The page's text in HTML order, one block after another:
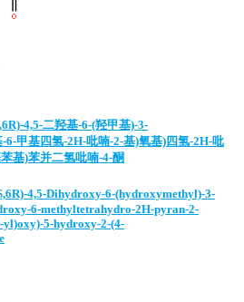
4,5-二羟基-6-(羟甲基)-3-
-6-甲基四氢-2H-吡喃-2-基)氧基)四氢-2H-吡
基)苯并二氢吡喃-4-酮
4,5-Dihydroxy-6-(hydroxymethyl)-3-
6-methyltetrahydro-2H-pyran-2-
5-hydroxy-2-(4-